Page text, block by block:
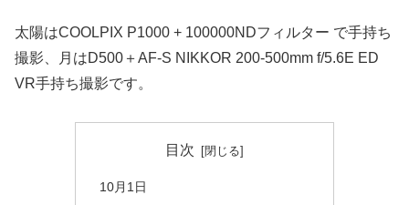
太陽はCOOLPIX P1000 + 100000NDフィルター で手持ち
撮影、月はD500＋AF-S NIKKOR 200-500mm f/5.6E ED
VR手持ち撮影です。
目次
10月1日